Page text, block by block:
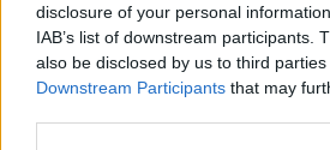
disclosure of your personal
IAB’s list of downstream participants.
also be disclosed by us to third
Downstream Participants that may